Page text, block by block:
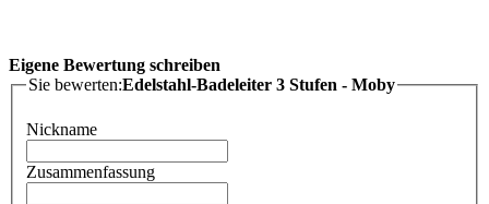
Eigene Bewertung schreiben
Sie bewerten:Edelstahl-Badeleiter 3 Stufen - Moby
Nickname
Zusammenfassung